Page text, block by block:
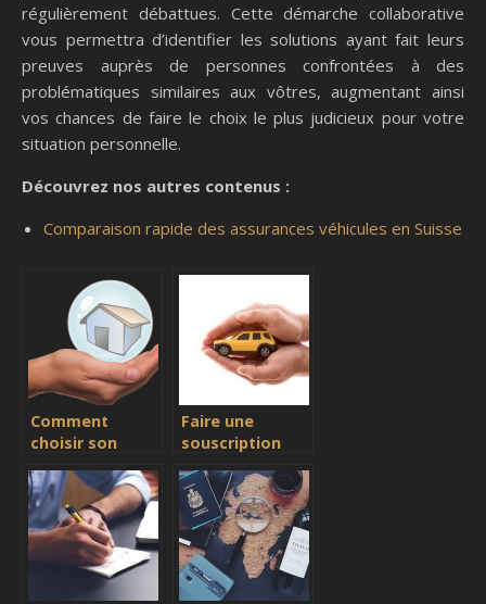
régulièrement débattues. Cette démarche collaborative
vous permettra d’identifier les solutions ayant fait leurs
preuves auprès de personnes confrontées à des
problématiques similaires aux vôtres, augmentant ainsi
vos chances de faire le choix le plus judicieux pour votre
situation personnelle.
Découvrez nos autres contenus :
Comparaison rapide des assurances véhicules en Suisse
Comment
choisir son
habitation?
Faire une
souscription
ligne